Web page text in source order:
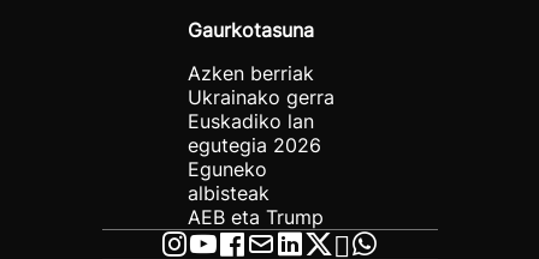
Gaurkotasuna
Azken berriak
Ukrainako gerra
Euskadiko lan
egutegia 2026
Eguneko
albisteak
AEB eta Trump